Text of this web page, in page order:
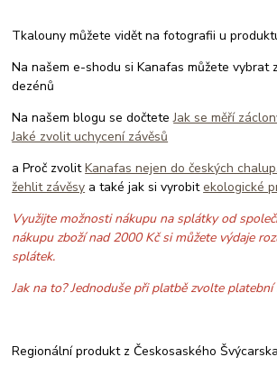
Tkalouny můžete vidět na fotografii u
Na našem e-shodu si Kanafas můžete vybrat
dezénů
Na našem blogu se dočteteJak se měří
Jaké zvolit uchycení závěsů
a Proč zvolitKanafas nejen do českých
žehlit závěsy a také jak si vyrobitekologické
Využijte možnosti nákupu na splátky od
nákupu zboží nad 2000 Kč si můžete výdaje
splátek.
Jak na to? Jednoduše při platbě zvolte
Regionální produkt z Českosaského Švýcarska